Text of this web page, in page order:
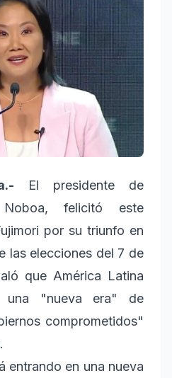
El presidente de
felicitó este
por su triunfo en
las elecciones del 7 de
que América Latina
una "nueva era" de
comprometidos"
entrando en una nueva